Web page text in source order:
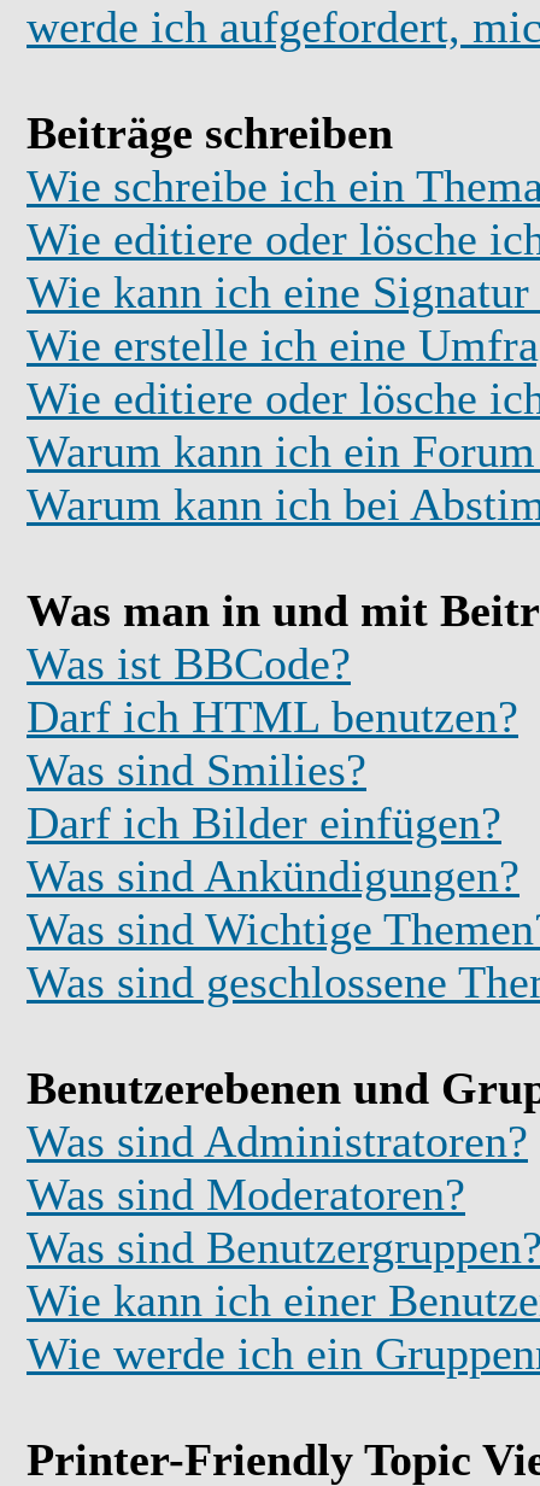
werde ich aufgefordert,
Beiträge schreiben
Wie schreibe ich ein
Wie editiere oder lösche
Wie kann ich eine Signatur
Wie erstelle ich eine
Wie editiere oder lösche
Warum kann ich ein
Warum kann ich bei
Was man in und mit
Was ist BBCode?
Darf ich HTML benutzen?
Was sind Smilies?
Darf ich Bilder einfügen?
Was sind Ankündigungen?
Was sind Wichtige
Was sind geschlossene
Benutzerebenen und
Was sind Administratoren?
Was sind Moderatoren?
Was sind
Wie kann ich einer
Wie werde ich ein
Printer-Friendly Topic